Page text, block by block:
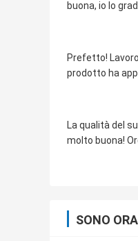
buona, io lo
Prefetto!
prodotto ha
La qualità del
molto buona!
SONO